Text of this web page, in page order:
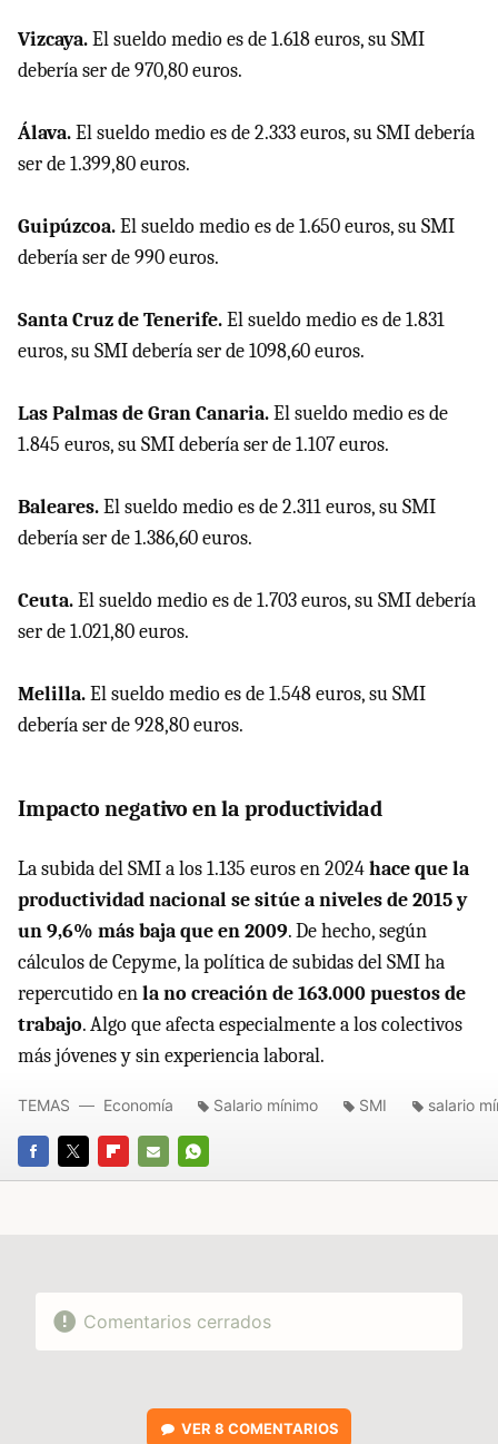
Vizcaya.El sueldo medio es de 1.618 euros, su SMI
debería ser de 970,80 euros.
Álava.El sueldo medio es de 2.333 euros, su SMI debería
ser de 1.399,80 euros.
Guipúzcoa.El sueldo medio es de 1.650 euros, su SMI
debería ser de 990 euros.
Santa Cruz de Tenerife.El sueldo medio es de 1.831
euros, su SMI debería ser de 1098,60 euros.
Las Palmas de Gran Canaria.El sueldo medio es de
1.845 euros, su SMI debería ser de 1.107 euros.
Baleares.El sueldo medio es de 2.311 euros, su SMI
debería ser de 1.386,60 euros.
Ceuta.El sueldo medio es de 1.703 euros, su SMI debería
ser de 1.021,80 euros.
Melilla.El sueldo medio es de 1.548 euros, su SMI
debería ser de 928,80 euros.
Impacto negativo en la productividad
La subida del SMI a los 1.135 euros en 2024hace que la
productividad nacional se sitúe a niveles de 2015 y
un 9,6% más baja que en 2009. De hecho, según
cálculos de Cepyme, la política de subidas del SMI ha
repercutido enla no creación de 163.000 puestos de
trabajo. Algo que afecta especialmente a los colectivos
más jóvenes y sin experiencia laboral.
FACEBOOK
TWITTERFLIPBOARD
E-
WHATSAPP
TEMAS Economía Salario mínimo SMI salario
Comentarios cerrados
VER 8 COMENTARIOS